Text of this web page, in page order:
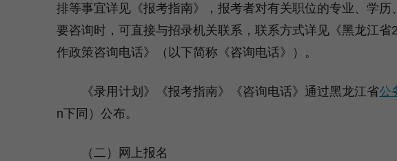
排等事宜详见《报考指南》，报考者对有关职位的专业、学
要咨询时，可直接与招录机关联系，联系方式详见《黑龙江
作政策咨询电话》（以下简称《咨询电话》）。
《录用计划》《报考指南》《咨询电话》通过黑龙江省公
n下同）公布。
（二）网上报名